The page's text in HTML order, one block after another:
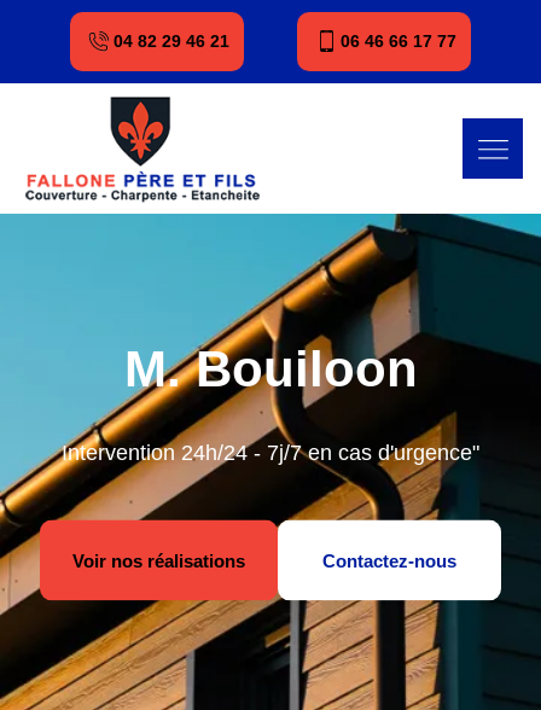
04 82 29 46 21 06 46 66 17 77
M. Bouiloon
Intervention 24h/24 - 7j/7 en cas d'urgence"
Voir nos réalisations Contactez-nous